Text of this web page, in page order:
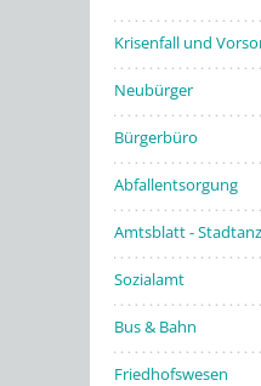
Krisenfall und
Neubürger
Bürgerbüro
Abfallentsorgung
Amtsblatt -
Sozialamt
Bus & Bahn
Friedhofswesen